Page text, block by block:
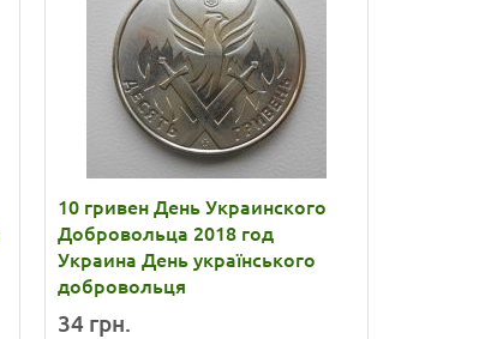
10 гривен День Украинского
Добровольца 2018 год
Украина День українського
добровольця
34 грн.